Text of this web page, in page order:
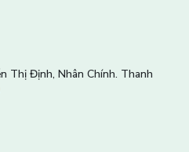
Thị Định, Nhân Chính. Thanh